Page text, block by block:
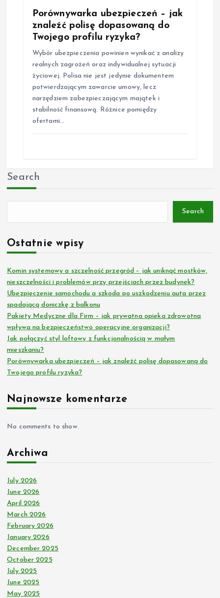
Porównywarka ubezpieczeń – jak
znaleźć polisę dopasowaną do
Twojego profilu ryzyka?
Wybór ubezpieczenia powinien wynikać z analizy
realnych zagrożeń oraz indywidualnej sytuacji
życiowej. Polisa nie jest jedynie dokumentem
potwierdzającym zawarcie umowy, lecz
narzędziem zabezpieczającym majątek i
stabilność finansową. Różnice pomiędzy
ofertami…
Search
Search
Ostatnie wpisy
Komin systemowy a szczelność przegród – jak uniknąć mostków,
nieszczelności i problemów przy przejściach przez budynek?
Ubezpieczenie samochodu a szkoda po uszkodzeniu auta przez
spadającą doniczkę z balkonu
Pakiety Medyczne dla Firm – jak prywatna opieka zdrowotna
wpływa na bezpieczeństwo operacyjne organizacji?
Jak połączyć styl loftowy z funkcjonalnością w małym
mieszkaniu?
Porównywarka ubezpieczeń – jak znaleźć polisę dopasowaną do
Twojego profilu ryzyka?
Najnowsze komentarze
No comments to show.
Archiwa
July 2026
June 2026
April 2026
March 2026
February 2026
January 2026
December 2025
October 2025
July 2025
June 2025
May 2025